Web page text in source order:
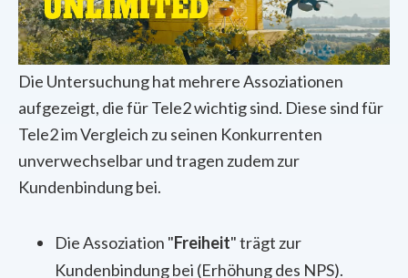
Die Untersuchung hat mehrere Assoziationen
aufgezeigt, die für Tele2 wichtig sind. Diese sind für
Tele2 im Vergleich zu seinen Konkurrenten
unverwechselbar und tragen zudem zur
Kundenbindung bei.
Die Assoziation "Freiheit" trägt zur
Kundenbindung bei (Erhöhung des NPS).